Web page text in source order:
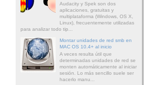
Audacity y Spek son dos
aplicaciones, gratuitas y
multiplataforma (Windows, OS X,
Linux), frecuentemente utilizadas
para analizar todo tip...
Montar unidades de red smb en
MAC OS 10.4+ al inicio
A veces resulta útil que
determinadas unidades de red se
monten automáticamente al iniciar
sesión. Lo más sencillo suele ser
hacerlo manu...